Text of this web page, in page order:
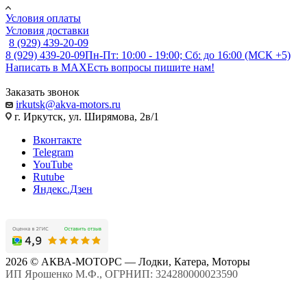
Условия оплаты
Условия доставки
8 (929) 439-20-09
8 (929) 439-20-09Пн-Пт: 10:00 - 19:00; Сб: до 16:00 (МСК +5)
Написать в MAXЕсть вопросы пишите нам!
Заказать звонок
irkutsk@akva-motors.ru
г. Иркутск, ул. Ширямова, 2в/1
Вконтакте
Telegram
YouTube
Rutube
Яндекс.Дзен
2026 © АКВА-МОТОРС — Лодки, Катера, Моторы
ИП Ярошенко М.Ф., ОГРНИП: 324280000023590